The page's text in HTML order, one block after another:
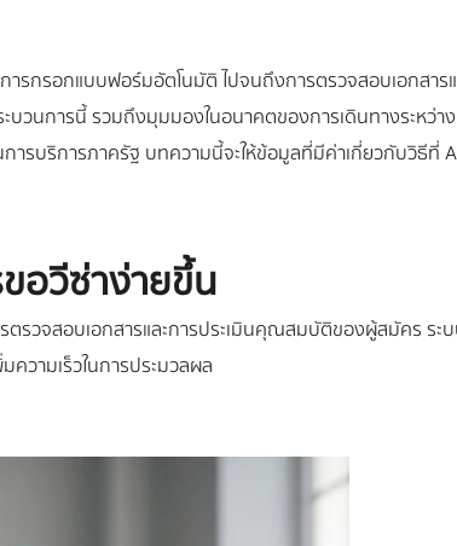
ารกรอกแบบฟอร์มอัตโนมัติ ไปจนถึงการตรวจสอบเอกสาร
วนการนี้ รวมถึงมุมมองในอนาคตของการเดินทางระหว่าง
ารบริการภาครัฐ บทความนี้จะให้ข้อมูลที่มีค่าเกี่ยวกับวิธีที่
อวีซ่าง่ายขึ้น
รวจสอบเอกสารและการประเมินคุณสมบัติของผู้สมัคร ระ
วามเร็วในการประมวลผล